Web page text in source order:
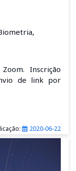
Inscrição
de link por
2020-06-22